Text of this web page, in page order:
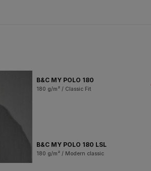
B&C MY POLO 180
180 g/m² / Classic Fit
B&C MY POLO 180 LSL
180 g/m² / Modern classic